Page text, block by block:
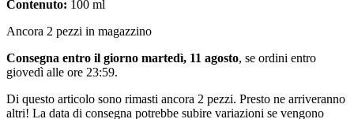
Contenuto: 100 ml
Ancora 2 pezzi in magazzino
Consegna entro il giorno martedì, 11 agosto, se ordini entro
giovedì alle ore 23:59.
Di questo articolo sono rimasti ancora 2 pezzi. Presto ne arriveranno
altri! La data di consegna potrebbe subire variazioni se vengono